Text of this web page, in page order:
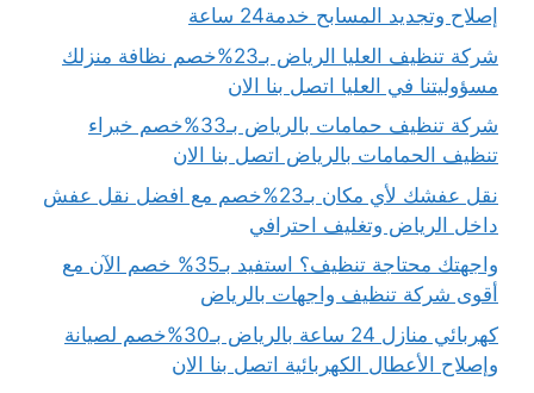
إصلاح وتجديد المسابح خدمة24 ساعة
شركة تنظيف العليا الرياض بـ23%خصم نظافة منزلك
مسؤوليتنا في العليا اتصل بنا الان
شركة تنظيف حمامات بالرياض بـ33%خصم خبراء
تنظيف الحمامات بالرياض اتصل بنا الان
نقل عفشك لأي مكان بـ23%خصم مع افضل نقل عفش
داخل الرياض وتغليف احترافي
واجهتك محتاجة تنظيف؟ استفيد بـ35% خصم الآن مع
أقوى شركة تنظيف واجهات بالرياض
كهربائي منازل 24 ساعة بالرياض بـ30%خصم لصيانة
وإصلاح الأعطال الكهربائية اتصل بنا الان